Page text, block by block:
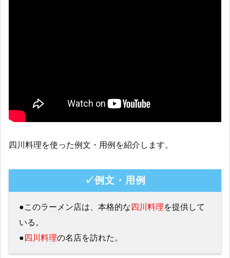
四川料理を使った例文・用例を紹介します。
✓例文・用例
●このラーメン店は、本格的な 四川料理を提供して
いる。
● 四川料理の名店を訪れた。